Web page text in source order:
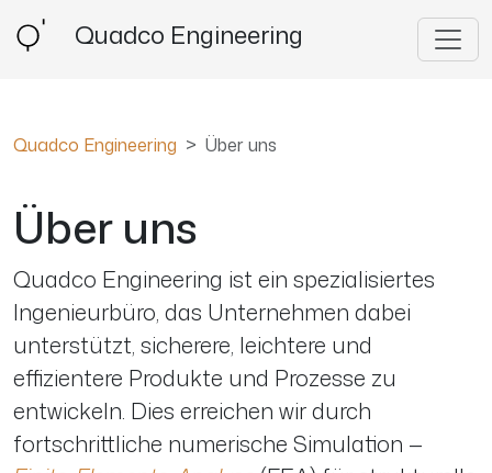
Quadco Engineering
Quadco Engineering Über uns
Über uns
Quadco Engineering ist ein spezialisiertes
Ingenieurbüro, das Unternehmen dabei
unterstützt, sicherere, leichtere und
effizientere Produkte und Prozesse zu
entwickeln. Dies erreichen wir durch
fortschrittliche numerische Simulation —